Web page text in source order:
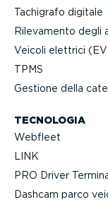
Tachigrafo digitale
Rilevamento degli
Veicoli elettrici
TPMS
Gestione della
TECNOLOGIA
Webfleet
LINK
PRO Driver
Dashcam parco